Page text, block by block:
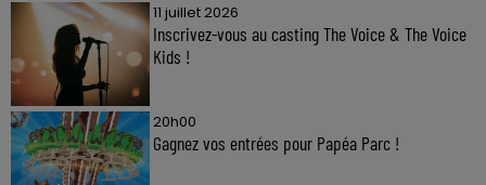
11 juillet 2026
Inscrivez-vous au casting The Voice & The Voice
Kids !
20h00
Gagnez vos entrées pour Papéa Parc !